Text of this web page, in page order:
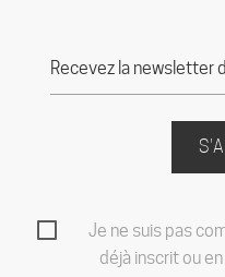
Je ne suis pas
déjà inscrit ou